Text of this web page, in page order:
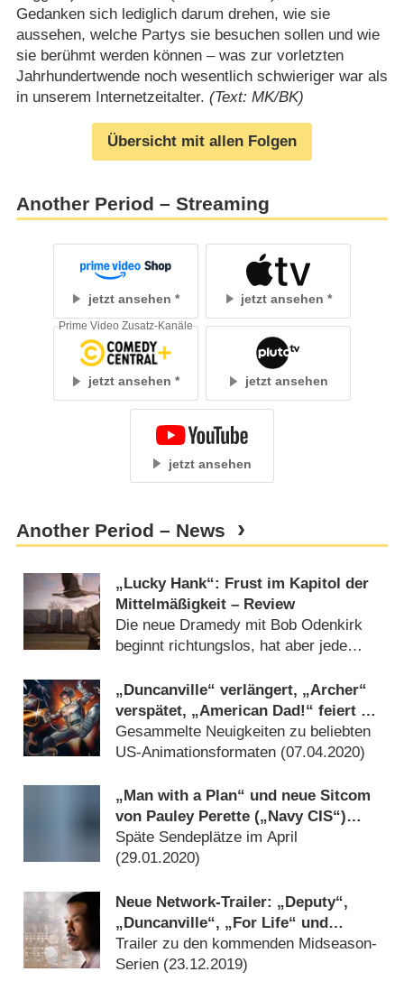
Gedanken sich lediglich darum drehen, wie sie
aussehen, welche Partys sie besuchen sollen und wie
sie berühmt werden können – was zur vorletzten
Jahrhundertwende noch wesentlich schwieriger war als
in unserem Internetzeitalter. (Text: MK/BK)
Übersicht mit allen Folgen
Another Period – Streaming
jetzt ansehen jetzt ansehen
jetzt ansehen
Prime Video Zusatz-Kanäle
jetzt ansehen
jetzt ansehen
Another Period – News
„Lucky Hank“: Frust im Kapitol der
Mittelmäßigkeit – Review
Die neue Dramedy mit Bob Odenkirk
beginnt richtungslos, hat aber jede
„Duncanville“ verlängert, „Archer“
verspätet, „American Dad!“ feiert 15
Jahre
Gesammelte Neuigkeiten zu beliebten
US-Animationsformaten (07.04.2020)
„Man with a Plan“ und neue Sitcom
von Pauley Perette („Navy CIS“)
erhalten Startdaten
Späte Sendeplätze im April
(29.01.2020)
Neue Network-Trailer: „Deputy“,
„Duncanville“, „For Life“ und
„Lincoln Rhyme“
Trailer zu den kommenden Midseason-
Serien (23.12.2019)